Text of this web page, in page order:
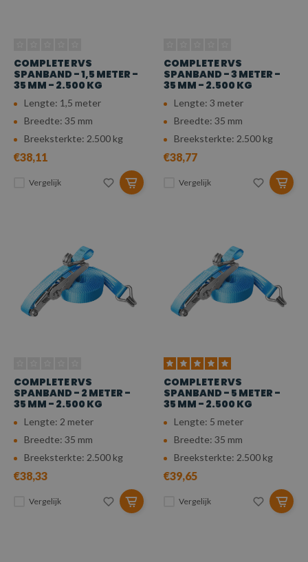
COMPLETE RVS
SPANBAND - 1,5 METER -
35 MM - 2.500 KG
Lengte: 1,5 meter
Breedte: 35 mm
Breeksterkte: 2.500 kg
€38,11
Vergelijk
COMPLETE RVS
SPANBAND - 3 METER -
35 MM - 2.500 KG
Lengte: 3 meter
Breedte: 35 mm
Breeksterkte: 2.500 kg
€38,77
Vergelijk
COMPLETE RVS
SPANBAND - 2 METER -
35 MM - 2.500 KG
Lengte: 2 meter
Breedte: 35 mm
Breeksterkte: 2.500 kg
€38,33
Vergelijk
COMPLETE RVS
SPANBAND - 5 METER -
35 MM - 2.500 KG
Lengte: 5 meter
Breedte: 35 mm
Breeksterkte: 2.500 kg
€39,65
Vergelijk